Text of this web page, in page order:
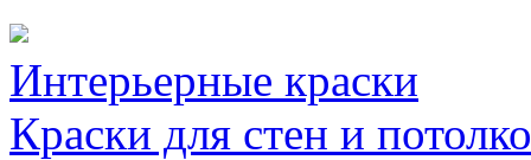
Интерьерные краски
Краски для стен и